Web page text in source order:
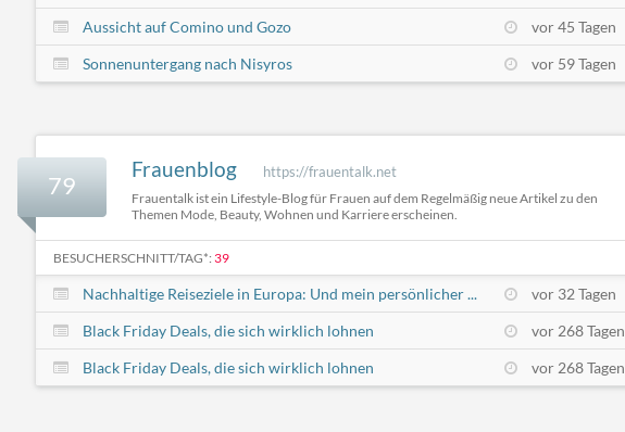
Aussicht auf Comino und Gozo
vor 45 Tagen
Sonnenuntergang nach Nisyros
vor 59 Tagen
79
Frauenblog https://frauentalk.net
Frauentalk ist ein Lifestyle-Blog für Frauen auf dem Regelmäßig neue Artikel zu den
Themen Mode, Beauty, Wohnen und Karriere erscheinen.
BESUCHERSCHNITT/TAG*: 39
Nachhaltige Reiseziele in Europa: Und mein persönlicher ... vor 32 Tagen
Black Friday Deals, die sich wirklich lohnen
vor 268 Tagen
Black Friday Deals, die sich wirklich lohnen
vor 268 Tagen